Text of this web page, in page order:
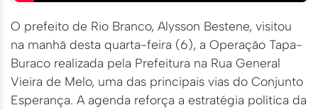
O prefeito de Rio Branco, Alysson Bestene, visitou
na manhã desta quarta-feira (6), a Operação Tapa-
Buraco realizada pela Prefeitura na Rua General
Vieira de Melo, uma das principais vias do Conjunto
Esperança. A agenda reforça a estratégia política da